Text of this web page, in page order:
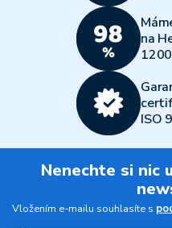
na
ISO
Nenechte si nic
Vložením e-mailu souhlasíte s